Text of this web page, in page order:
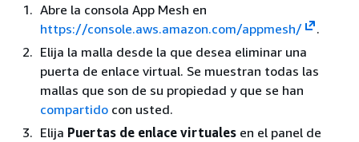
Abre la consola App Mesh en
https://console.aws.amazon.com/appmesh/
.
Elija la malla desde la que desea eliminar una
puerta de enlace virtual. Se muestran todas las
mallas que son de su propiedad y que se han
compartido con usted.
Elija Puertas de enlace virtuales en el panel de